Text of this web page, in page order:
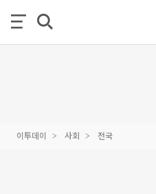
이투데이 사회 전국